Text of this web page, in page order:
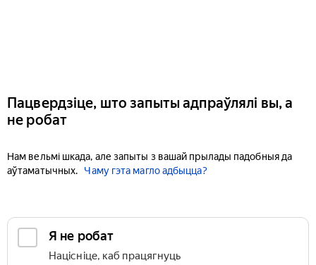
Пацвердзіце, што запыты адпраўлялі вы, а
не робат
Нам вельмі шкада, але запыты з вашай прылады падобныя да
аўтаматычных.
Чаму гэта магло адбыцца?
Я не робат
Націсніце, каб працягнуць